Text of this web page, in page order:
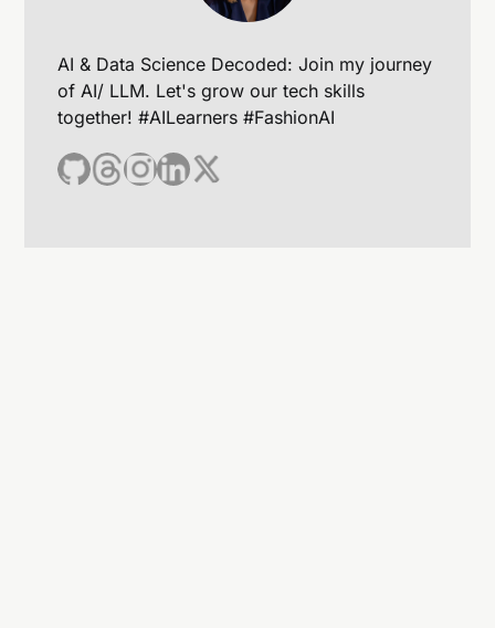
AI & Data Science Decoded: Join my journey
of AI/ LLM. Let's grow our tech skills
together! #AILearners #FashionAI